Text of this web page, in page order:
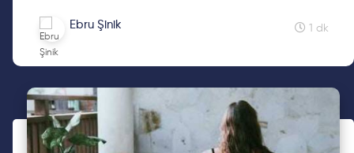
için okumaya devam et!
Ebru Şinik 1 dk